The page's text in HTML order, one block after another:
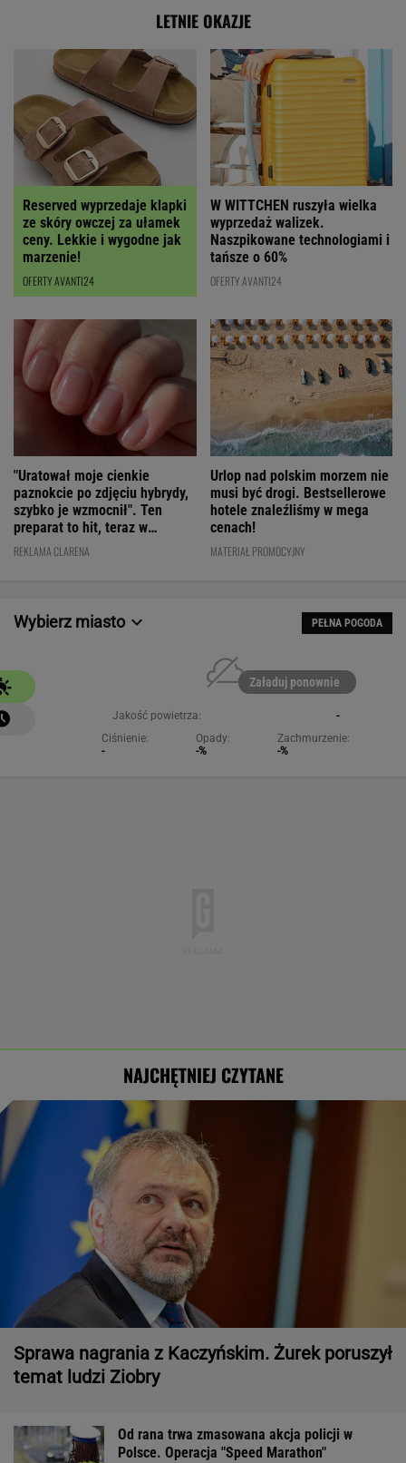
LETNIE OKAZJE
Reserved wyprzedaje klapki
ze skóry owczej za ułamek
ceny. Lekkie i wygodne jak
marzenie!
OFERTY AVANTI24
W WITTCHEN ruszyła wielka
wyprzedaż walizek.
Naszpikowane technologiami i
tańsze o 60%
OFERTY AVANTI24
"Uratował moje cienkie
paznokcie po zdjęciu hybrydy,
szybko je wzmocnił". Ten
preparat to hit, teraz w
świetnej cenie
REKLAMA CLARENA
Urlop nad polskim morzem nie
musi być drogi. Bestsellerowe
hotele znaleźliśmy w mega
cenach!
MATERIAŁ PROMOCYJNY
Wybierz miasto PEŁNA POGODA
Załaduj ponownie
Jakość powietrza:
-
Ciśnienie:
-
Opady:
-%
Zachmurzenie:
-%
NAJCHĘTNIEJ CZYTANE
Sprawa nagrania z Kaczyńskim. Żurek poruszył
temat ludzi Ziobry
Od rana trwa zmasowana akcja policji w
Polsce. Operacja "Speed Marathon"